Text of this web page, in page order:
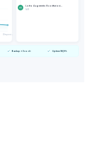
Disposi…
LS
Lotto Augmentin: 8 confezioni…
14:11
Backup ×3 nodi Uptime 99,9%